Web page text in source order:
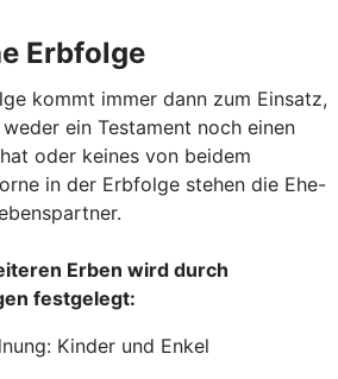
Erbfolge
kommt immer dann zum Einsatz,
ein Testament noch einen
oder keines von beidem
in der Erbfolge stehen die Ehe-
Erben wird durch
festgelegt:
Kinder und Enkel